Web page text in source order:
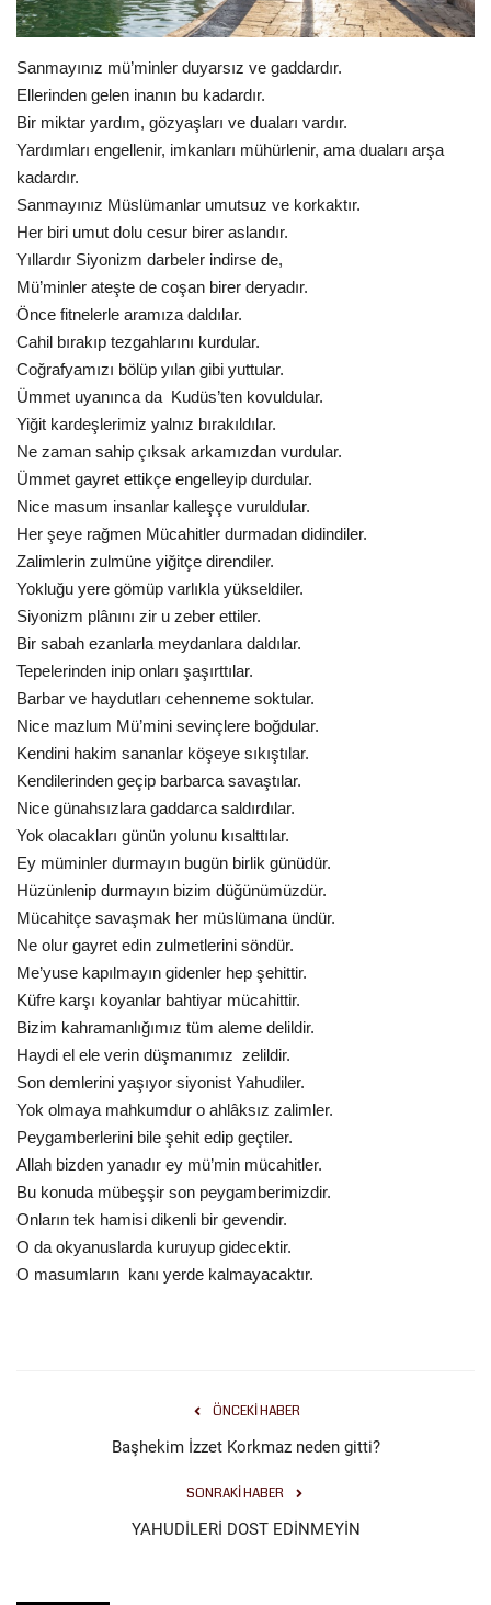
Gündem
Tekno Bilim
Ekonomi
Siyaset
Galeriler
Yaşam
Künye
Sağlık
İletişim
Kültür Sanat
Sanmayınız mü’minler duyarsız ve gaddardır.
Ellerinden gelen inanın bu kadardır.
Bir miktar yardım, gözyaşları ve duaları vardır.
Yardımları engellenir, imkanları mühürlenir, ama duaları arşa
kadardır.
Sanmayınız Müslümanlar umutsuz ve korkaktır.
Her biri umut dolu cesur birer aslandır.
Yıllardır Siyonizm darbeler indirse de,
Mü’minler ateşte de coşan birer deryadır.
Önce fitnelerle aramıza daldılar.
Cahil bırakıp tezgahlarını kurdular.
Coğrafyamızı bölüp yılan gibi yuttular.
Ümmet uyanınca da Kudüs’ten kovuldular.
Yiğit kardeşlerimiz yalnız bırakıldılar.
Ne zaman sahip çıksak arkamızdan vurdular.
Ümmet gayret ettikçe engelleyip durdular.
Nice masum insanlar kalleşçe vuruldular.
Her şeye rağmen Mücahitler durmadan didindiler.
Zalimlerin zulmüne yiğitçe direndiler.
Yokluğu yere gömüp varlıkla yükseldiler.
Siyonizm plânını zir u zeber ettiler.
Bir sabah ezanlarla meydanlara daldılar.
Tepelerinden inip onları şaşırttılar.
Barbar ve haydutları cehenneme soktular.
Nice mazlum Mü’mini sevinçlere boğdular.
Kendini hakim sananlar köşeye sıkıştılar.
Kendilerinden geçip barbarca savaştılar.
Nice günahsızlara gaddarca saldırdılar.
Yok olacakları günün yolunu kısalttılar.
Ey müminler durmayın bugün birlik günüdür.
Hüzünlenip durmayın bizim düğünümüzdür.
Mücahitçe savaşmak her müslümana ündür.
Ne olur gayret edin zulmetlerini söndür.
Me’yuse kapılmayın gidenler hep şehittir.
Küfre karşı koyanlar bahtiyar mücahittir.
Bizim kahramanlığımız tüm aleme delildir.
Haydi el ele verin düşmanımız zelildir.
Son demlerini yaşıyor siyonist Yahudiler.
Yok olmaya mahkumdur o ahlâksız zalimler.
Peygamberlerini bile şehit edip geçtiler.
Allah bizden yanadır ey mü’min mücahitler.
Bu konuda mübeşşir son peygamberimizdir.
Onların tek hamisi dikenli bir gevendir.
O da okyanuslarda kuruyup gidecektir.
O masumların kanı yerde kalmayacaktır.
ÖNCEKI HABER
Başhekim İzzet Korkmaz neden gitti?
SONRAKI HABER
YAHUDİLERİ DOST EDİNMEYİN